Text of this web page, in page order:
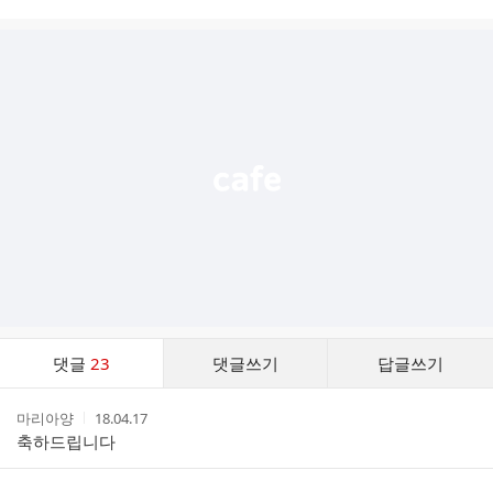
댓글23 댓글쓰기 답글쓰기
스
작
성
자
마리아양
작
성
시
간
18.04.17
축하드립니다